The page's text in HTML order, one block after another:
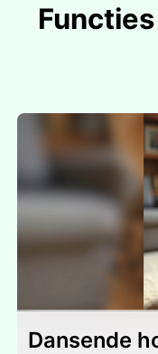
Dansende